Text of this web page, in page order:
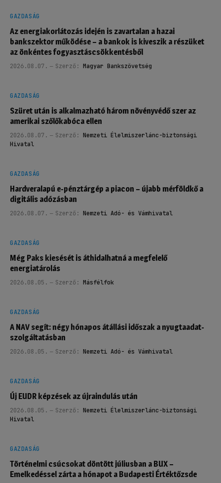
GAZDASÁG
Az energiakorlátozás idején is zavartalan a hazai
bankszektor működése – a bankok is kiveszik a részüket
az önkéntes fogyasztáscsökkentésből
2026.08.07. Szerző: Magyar Bankszövetség
GAZDASÁG
Szüret után is alkalmazható három növényvédő szer az
amerikai szőlőkabóca ellen
2026.08.07. Szerző: Nemzeti Élelmiszerlánc-biztonsági
Hivatal
GAZDASÁG
Hardveralapú e-pénztárgép a piacon – újabb mérföldkő a
digitális adózásban
2026.08.07. Szerző: Nemzeti Adó- és Vámhivatal
GAZDASÁG
Még Paks kiesését is áthidalhatná a megfelelő
energiatárolás
2026.08.05. Szerző: Másfélfok
GAZDASÁG
A NAV segít: négy hónapos átállási időszak a nyugtaadat-
szolgáltatásban
2026.08.05. Szerző: Nemzeti Adó- és Vámhivatal
GAZDASÁG
Új EUDR képzések az újraindulás után
2026.08.05. Szerző: Nemzeti Élelmiszerlánc-biztonsági
Hivatal
GAZDASÁG
Történelmi csúcsokat döntött júliusban a BUX –
Emelkedéssel zárta a hónapot a Budapesti Értéktőzsde